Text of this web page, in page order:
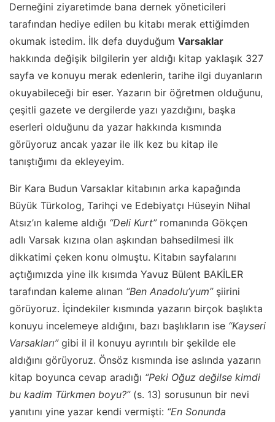
Derneğini ziyaretimde bana dernek yöneticileri
tarafından hediye edilen bu kitabı merak ettiğimden
okumak istedim. İlk defa duyduğum Varsaklar
hakkında değişik bilgilerin yer aldığı kitap yaklaşık 327
sayfa ve konuyu merak edenlerin, tarihe ilgi duyanların
okuyabileceği bir eser. Yazarın bir öğretmen olduğunu,
çeşitli gazete ve dergilerde yazı yazdığını, başka
eserleri olduğunu da yazar hakkında kısmında
görüyoruz ancak yazar ile ilk kez bu kitap ile
tanıştığımı da ekleyeyim.
Bir Kara Budun Varsaklar kitabının arka kapağında
Büyük Türkolog, Tarihçi ve Edebiyatçı Hüseyin Nihal
Atsız’ın kaleme aldığı “Deli Kurt”romanında Gökçen
adlı Varsak kızına olan aşkından bahsedilmesi ilk
dikkatimi çeken konu olmuştu. Kitabın sayfalarını
açtığımızda yine ilk kısımda Yavuz Bülent BAKİLER
tarafından kaleme alınan “Ben Anadolu’yum”şiirini
görüyoruz. İçindekiler kısmında yazarın birçok başlıkta
konuyu incelemeye aldığını, bazı başlıkların ise “Kayseri
Varsakları”gibi il il konuyu ayrıntılı bir şekilde ele
aldığını görüyoruz. Önsöz kısmında ise aslında yazarın
kitap boyunca cevap aradığı “Peki Oğuz değilse kimdi
bu kadim Türkmen boyu?”(s. 13) sorusunun bir nevi
yanıtını yine yazar kendi vermişti: “En Sonunda